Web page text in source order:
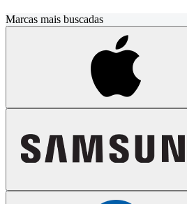
Marcas mais buscadas